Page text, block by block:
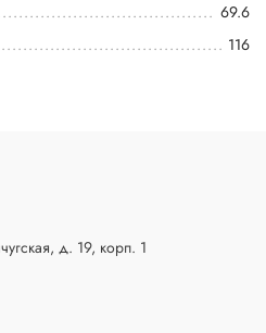
69.6
116
д. 19, корп. 1